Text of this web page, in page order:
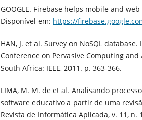
GOOGLE. Firebase helps mobile and
Disponível em: https://
HAN, J. et al. Survey on NoSQL
Conference on Pervasive Computing
South Africa: IEEE, 2011. p. 363-366.
LIMA, M. M. de et al. Analisando
software educativo a partir de uma
Revista de Informática Aplicada, v. 11, n.